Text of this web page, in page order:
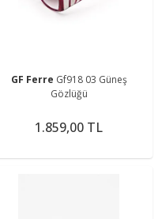
GF Ferre Gf918 03 Güneş
Gözlüğü
1.859,00 TL